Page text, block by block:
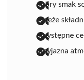
dobry smak
świeże
przystępne
przyjazna